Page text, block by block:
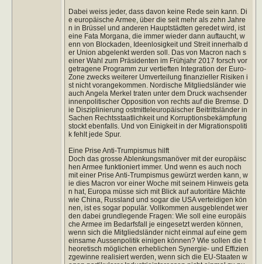
Dabei weiss jeder, dass davon keine Rede sein kann. Di
e europäische Armee, über die seit mehr als zehn Jahre
n in Brüssel und anderen Hauptstädten geredet wird, ist
eine Fata Morgana, die immer wieder dann auftaucht, w
enn von Blockaden, Ideenlosigkeit und Streit innerhalb d
er Union abgelenkt werden soll. Das von Macron nach s
einer Wahl zum Präsidenten im Frühjahr 2017 forsch vor
getragene Programm zur vertieften Integration der Euro-
Zone zwecks weiterer Umverteilung finanzieller Risiken i
st nicht vorangekommen. Nordische Mitgliedsländer wie
auch Angela Merkel traten unter dem Druck wachsender
innenpolitischer Opposition von rechts auf die Bremse. D
ie Disziplinierung ostmitteleuropäischer Beitrittsländer in
Sachen Rechtsstaatlichkeit und Korruptionsbekämpfung
stockt ebenfalls. Und von Einigkeit in der Migrationspoliti
k fehlt jede Spur.
Eine Prise Anti-Trumpismus hilft
Doch das grosse Ablenkungsmanöver mit der europäisc
hen Armee funktioniert immer. Und wenn es auch noch
mit einer Prise Anti-Trumpismus gewürzt werden kann, w
ie dies Macron vor einer Woche mit seinem Hinweis geta
n hat, Europa müsse sich mit Blick auf autoritäre Mächte
wie China, Russland und sogar die USA verteidigen kön
nen, ist es sogar populär. Vollkommen ausgeblendet wer
den dabei grundlegende Fragen: Wie soll eine europäis
che Armee im Bedarfsfall je eingesetzt werden können,
wenn sich die Mitgliedsländer nicht einmal auf eine gem
einsame Aussenpolitik einigen können? Wie sollen die t
heoretisch möglichen erheblichen Synergie- und Effizien
zgewinne realisiert werden, wenn sich die EU-Staaten w